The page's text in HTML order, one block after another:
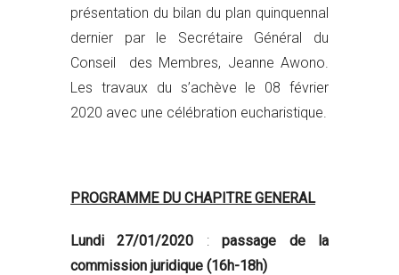
présentation du bilan du plan quinquennal
dernier par le Secrétaire Général du
Conseil des Membres, Jeanne Awono.
Les travaux du s’achève le 08 février
2020 avec une célébration eucharistique.
PROGRAMME DU CHAPITRE GENERAL
Lundi 27/01/2020 :passage de la
commission juridique (16h-18h)